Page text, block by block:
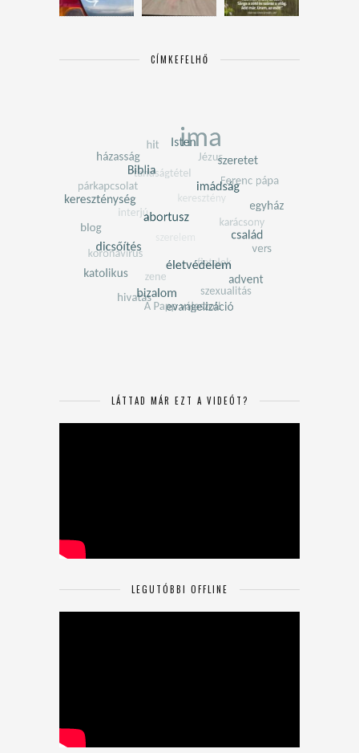
CÍMKEFELHŐ
LÁTTAD MÁR EZT A VIDEÓT?
LEGUTÓBBI OFFLINE